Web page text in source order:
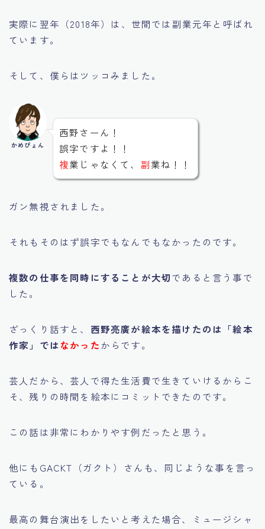
実際に翌年（2018年）は、世間では副業元年と呼ばれ
ています。
そして、僕らはツッコみました。
かめぴょん
西野さーん！
誤字ですよ！！
複業じゃなくて、 副業ね！！
ガン無視されました。
それもそのはず誤字でもなんでもなかったのです。
複数の仕事を同時にすることが大切であると言う事で
した。
ざっくり話すと、 西野亮廣が絵本を描けたのは「絵本
作家」では なかったからです。
芸人だから、芸人で得た生活費で生きていけるからこ
そ、残りの時間を絵本にコミットできたのです。
この話は非常にわかりやす例だったと思う。
他にもGACKT（ガクト）さんも、同じような事を言っ
ている。
最高の舞台演出をしたいと考えた場合、ミュージシャ